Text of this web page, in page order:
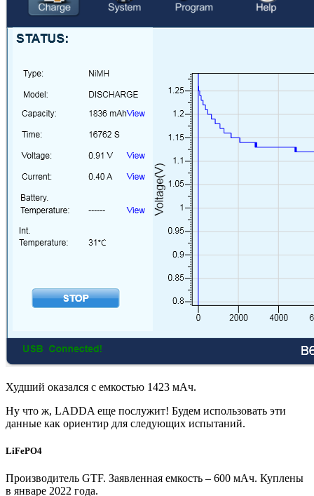
Худший оказался с емкостью 1423 мАч.
Ну что ж, LADDA еще послужит! Будем использовать эти
данные как ориентир для следующих испытаний.
LiFePO4
Производитель GTF. Заявленная емкость – 600 мАч. Куплены
в январе 2022 года.